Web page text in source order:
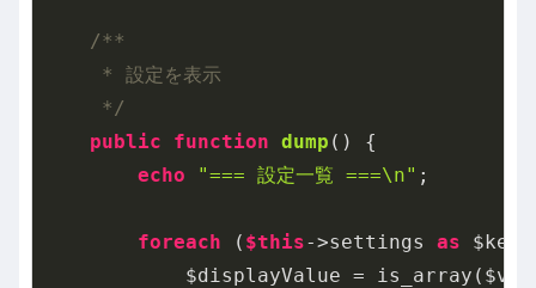
/**
     * 設定を表示
     */
public
function dump ()
{
echo
"=== 設定一覧 ===\n" ;
foreach ( $this->settings as $key
$displayValue =